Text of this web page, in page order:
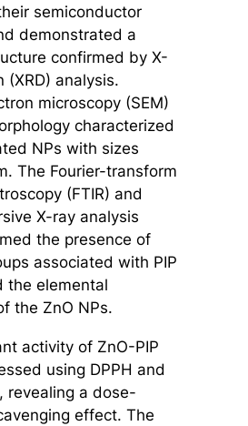
semiconductor
demonstrated a
confirmed by X-
(XRD) analysis.
microscopy (SEM)
characterized
NPs with sizes
The Fourier-transform
(FTIR) and
X-ray analysis
the presence of
associated with PIP
the elemental
the ZnO NPs.
activity of ZnO-PIP
using DPPH and
revealing a dose-
effect. The